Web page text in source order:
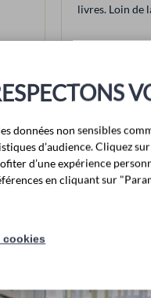
livres. Loin de
LIBELLUS
données non sensibles
d’audience. Cliquez
d’une expérience
en cliquant sur
cookies